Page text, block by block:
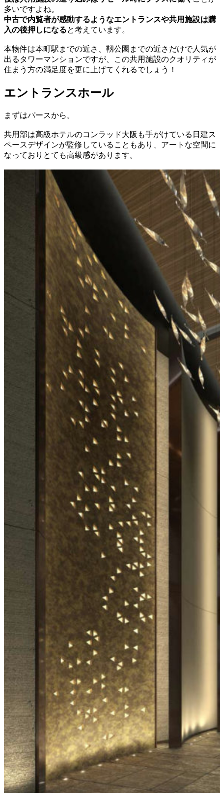
多いですよね。
中古で内覧者が感動するようなエントランスや共用施設は購
入の後押しになると考えています。
本物件は本町駅までの近さ、靱公園までの近さだけで人気が
出るタワーマンションですが、この共用施設のクオリティが
住まう方の満足度を更に上げてくれるでしょう！
エントランスホール
まずはパースから。
共用部は高級ホテルのコンラッド大阪も手がけている日建ス
ペースデザインが監修していることもあり、アートな空間に
なっておりとても高級感があります。